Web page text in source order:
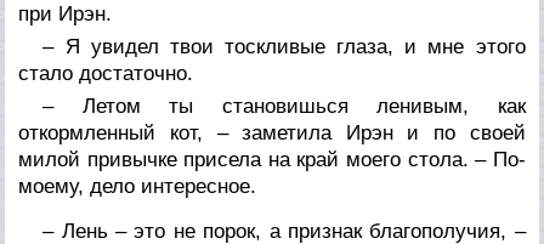
при Ирэн.
– Я увидел твои тоскливые глаза, и мне этого
стало достаточно.
– Летом ты становишься ленивым, как
откормленный кот, – заметила Ирэн и по своей
милой привычке присела на край моего стола. – По-
моему, дело интересное.
– Лень – это не порок, а признак благополучия, –